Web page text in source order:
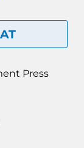
Press